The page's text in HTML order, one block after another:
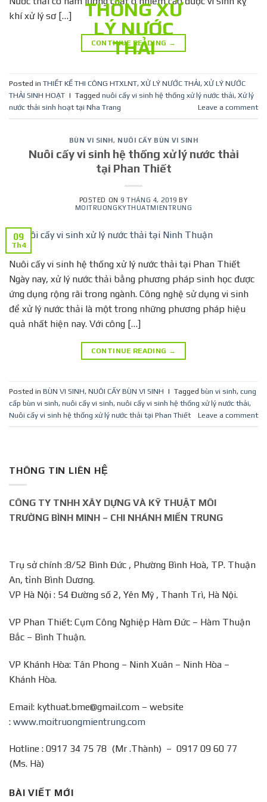
khí xử lý sơ […]
CONTINUE READING →
Posted in THIẾT KẾ THI CÔNG HTXLNT, XỬ LÝ NƯỚC THẢI, XỬ LÝ NƯỚC
THẢI SINH HOẠT | Tagged nuôi cấy vi sinh hệ thống xử lý nước thải, Xử lý
nước thải sinh hoạt tại Nha Trang
Leave a comment
BÙN VI SINH, NUÔI CẤY BÙN VI SINH
Nuôi cấy vi sinh hệ thống xử lý nước thải
tại Phan Thiết
POSTED ON 9 THÁNG 4, 2019 BY
MOITRUONGKYTHUATMIENTRUNG
09
Th4
Nuôi cấy vi sinh hệ thống xử lý nước thải tại Phan Thiết
Ngày nay, xử lý nước thải bằng phương pháp sinh học được
ứng dụng rộng rãi trong ngành. Công nghệ sử dụng vi sinh
để xử lý nước thải là một trong những phương pháp hiệu
quả nhất hiện nay. Với công […]
CONTINUE READING →
Posted in BÙN VI SINH, NUÔI CẤY BÙN VI SINH | Tagged bùn vi sinh, cung
cấp bùn vi sinh, nuôi cấy vi sinh, nuôi cấy vi sinh hệ thống xử lý nước thải,
Nuôi cấy vi sinh hệ thống xử lý nước thải tại Phan Thiết
Leave a comment
THÔNG TIN LIÊN HỆ
CÔNG TY TNHH XÂY DỰNG VÀ KỸ THUẬT MÔI
TRƯỜNG BÌNH MINH – CHI NHÁNH MIỀN TRUNG
Trụ sở chính :8/52 Bình Đức , Phường Bình Hoà, TP. Thuận
An, tỉnh Bình Dương.
VP Hà Nội : 54 Đường số 2, Yên Mỹ , Thanh Trì, Hà Nội.
VP Phan Thiết: Cụm Công Nghiệp Hàm Đức – Hàm Thuận
Bắc – Bình Thuận.
VP Khánh Hòa: Tân Phong – Ninh Xuân – Ninh Hòa –
Khánh Hòa.
Email: kythuat.bme@gmail.com – website
: www.moitruongmientrung.com
Hotline : 0917 34 75 78 (Mr .Thành) – 0917 09 60 77
(Ms. Hà)
BÀI VIẾT MỚI